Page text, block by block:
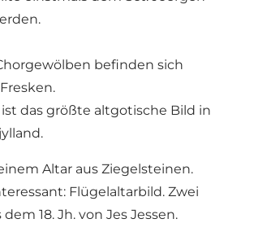
befinden sich
das größte altgotische Bild in
Altar aus Ziegelsteinen.
Flügelaltarbild. Zwei
18. Jh. von Jes Jessen.